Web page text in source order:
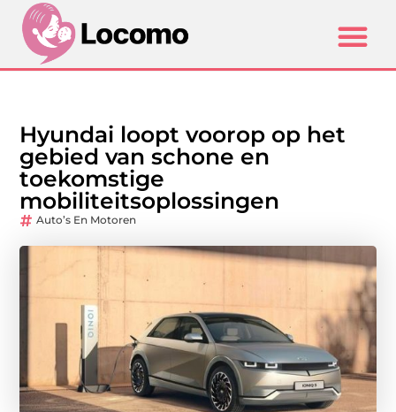
Hyundai loopt voorop op het
gebied van schone en
toekomstige
mobiliteitsoplossingen
Auto’s En Motoren